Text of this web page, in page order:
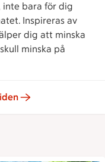
inte bara för dig
Inspireras av
dig att minska
minska på